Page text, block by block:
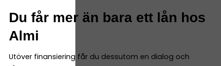
Du får mer än bara ett lån hos
Almi
Utöver finansiering får du dessutom en dialog och